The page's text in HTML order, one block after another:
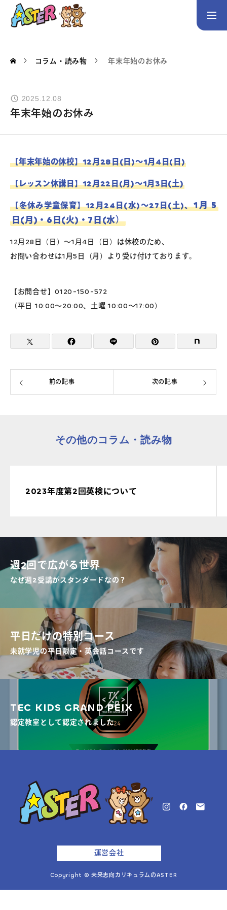
コース案内
英会話／プログラミング／3Dデザイン／学童保育
英会話（未就学児） 英会話（小学生） 英会話（中学生）
生徒・保護者の声
アクセス
よくあるご質問
お問い合わせ
新着情報
コラム・読み物
コラム・読み物 年末年始のお休み
2025.12.08
年末年始のお休み
【年末年始の休校】12月28日(日)～1月4日(日)
【レッスン休講日】12月22日(月)～1月3日(土)
【冬休み学童保育】12月24日(水)～27日(土)、1月 5
日(月)・6日(火)・7日(水）
12月28日（日）～1月4日（日）は休校のため、
お問い合わせは1月5日（月）より受け付けております。
【お問合せ】0120-150-572
（平日 10:00～20:00、土曜 10:00～17:00）
前の記事 次の記事
その他のコラム・読み物
2023年度第2回英検について
週2回で広がる世界
なぜ週2受講がスタンダードなの？
平日だけの特別コース
未就学児の平日限定・英会話コースです
TEC KIDS GRAND PEIX
認定教室として認定されました
運営会社
Copyright © 未来志向カリキュラムのASTER